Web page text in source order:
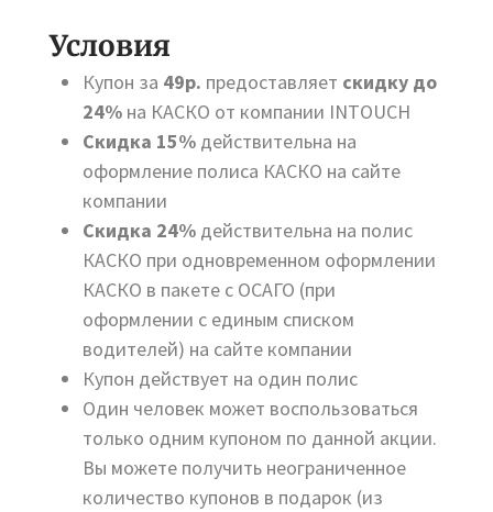
Условия
Купон за 49р. предоставляет скидку до
24% на КАСКО от компании INTOUCH
Скидка 15% действительна на
оформление полиса КАСКО на сайте
компании
Скидка 24% действительна на полис
КАСКО при одновременном оформлении
КАСКО в пакете с ОСАГО (при
оформлении с единым списком
водителей) на сайте компании
Купон действует на один полис
Один человек может воспользоваться
только одним купоном по данной акции.
Вы можете получить неограниченное
количество купонов в подарок (из